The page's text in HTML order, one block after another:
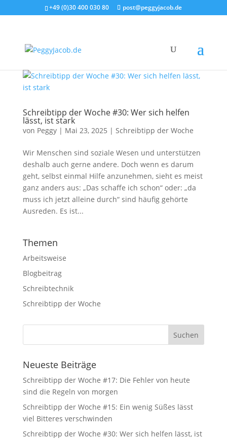
+49 (0)30 400 030 80 post@peggyjacob.de
Schreibtipp der Woche #30: Wer sich helfen
lässt, ist stark
von Peggy| Mai 23, 2025 | Schreibtipp der Woche
Wir Menschen sind soziale Wesen und unterstützen
deshalb auch gerne andere. Doch wenn es darum
geht, selbst einmal Hilfe anzunehmen, sieht es meist
ganz anders aus: „Das schaffe ich schon“ oder: „da
muss ich jetzt alleine durch“ sind häufig gehörte
Ausreden. Es ist...
Themen
Arbeitsweise
Blogbeitrag
Schreibtechnik
Schreibtipp der Woche
Neueste Beiträge
Schreibtipp der Woche #17: Die Fehler von heute
sind die Regeln von morgen
Schreibtipp der Woche #15: Ein wenig Süßes lässt
viel Bitteres verschwinden
Schreibtipp der Woche #30: Wer sich helfen lässt, ist
notwendig
Cookies
optional, sie
werden
jedoch für
die
Website-
Funktion
benötigt.